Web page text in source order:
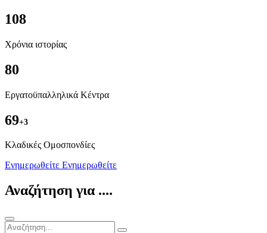
108
Χρόνια ιστορίας
80
Εργατοϋπαλληλικά Κέντρα
69+3
Kλαδικές Ομοσπονδίες
Ενημερωθείτε Ενημερωθείτε
Αναζήτηση για ....